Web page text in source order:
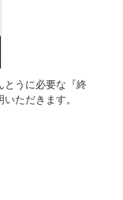
とうに必要な『終
ただきます。